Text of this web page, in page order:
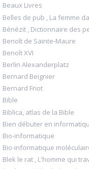
Beaux Livres
Belles de pub , La femme
Bénézit , Dictionnaire des
Benoît de Sainte-Maure
Benoît XVI
Berlin Alexanderplatz
Bernard Beignier
Bernard Friot
Bible
Biblica, atlas de la Bible
Bien débuter en
Bio-informatique
Bio-informatique
Blek le rat , L'homme qui